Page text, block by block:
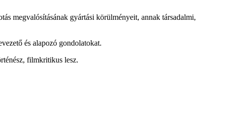
megvalósításának gyártási körülményeit, annak társadalmi,
és alapozó gondolatokat.
filmkritikus lesz.